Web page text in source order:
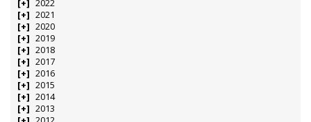
2022
2021
2020
2019
2018
2017
2016
2015
2014
2013